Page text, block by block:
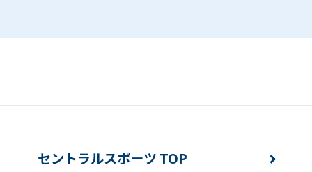
セントラルスポーツ TOP